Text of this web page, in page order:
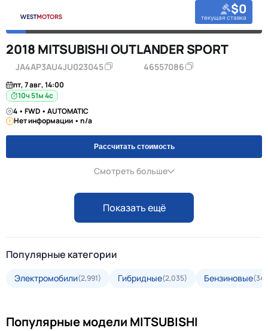
$0
текущая ставка
2018 MITSUBISHI OUTLANDER SPORT
JA4AP3AU4JU023045 46557086
пт, 7 авг, 14:00
10ч 51м 3с
4 • FWD • AUTOMATIC
Нет информации • n/a
Рассчитать стоимость
Смотреть больше
Показать ещё
Популярные категории
Электромобили(2,991) Гибридные(2,035) Бензиновые
Популярные модели MITSUBISHI